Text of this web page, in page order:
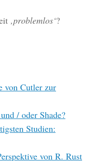
‚problemlos‘?
von Cutler zur
/ oder Shade?
Studien:
von R. Rust